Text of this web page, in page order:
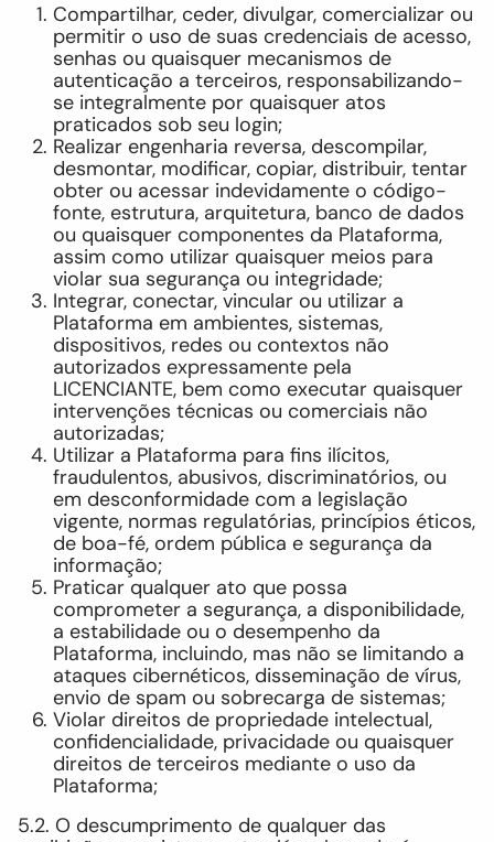
Compartilhar, ceder, divulgar, comercializar ou
permitir o uso de suas credenciais de acesso,
senhas ou quaisquer mecanismos de
autenticação a terceiros, responsabilizando-
se integralmente por quaisquer atos
praticados sob seu login;
Realizar engenharia reversa, descompilar,
desmontar, modificar, copiar, distribuir, tentar
obter ou acessar indevidamente o código-
fonte, estrutura, arquitetura, banco de dados
ou quaisquer componentes da Plataforma,
assim como utilizar quaisquer meios para
violar sua segurança ou integridade;
Integrar, conectar, vincular ou utilizar a
Plataforma em ambientes, sistemas,
dispositivos, redes ou contextos não
autorizados expressamente pela
LICENCIANTE, bem como executar quaisquer
intervenções técnicas ou comerciais não
autorizadas;
Utilizar a Plataforma para fins ilícitos,
fraudulentos, abusivos, discriminatórios, ou
em desconformidade com a legislação
vigente, normas regulatórias, princípios éticos,
de boa-fé, ordem pública e segurança da
informação;
Praticar qualquer ato que possa
comprometer a segurança, a disponibilidade,
a estabilidade ou o desempenho da
Plataforma, incluindo, mas não se limitando a
ataques cibernéticos, disseminação de vírus,
envio de spam ou sobrecarga de sistemas;
Violar direitos de propriedade intelectual,
confidencialidade, privacidade ou quaisquer
direitos de terceiros mediante o uso da
Plataforma;
5.2. O descumprimento de qualquer das